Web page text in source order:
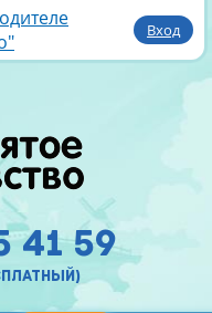
Вход
41 59